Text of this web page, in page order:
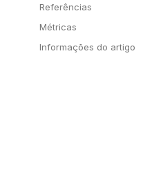
Referências
Métricas
Informações do artigo